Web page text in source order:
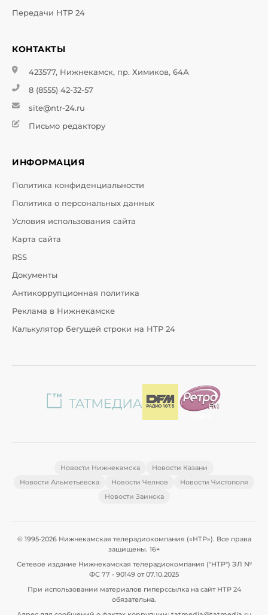
Передачи НТР 24
КОНТАКТЫ
423577, Нижнекамск, пр. Химиков, 64А
8 (8555) 42-32-57
site@ntr-24.ru
Письмо редактору
ИНФОРМАЦИЯ
Политика конфиденциальности
Политика о персональных данных
Условия использования сайта
Карта сайта
RSS
Документы
Антикоррупционная политика
Реклама в Нижнекамске
Калькулятор бегущей строки на НТР 24
Новости Нижнекамска
Новости Казани
Новости Альметьевска
Новости Челнов
Новости Чистополя
Новости Заинска
© 1995-2026 Нижнекамская телерадиокомпания («НТР»). Все права
защищены. 16+
Сетевое издание Нижнекамская телерадиокомпания ("НТР") ЭЛ №
ФС 77 - 90149 от 07.10.2025
При использовании материалов гиперссылка на сайт НТР 24
обязательна.